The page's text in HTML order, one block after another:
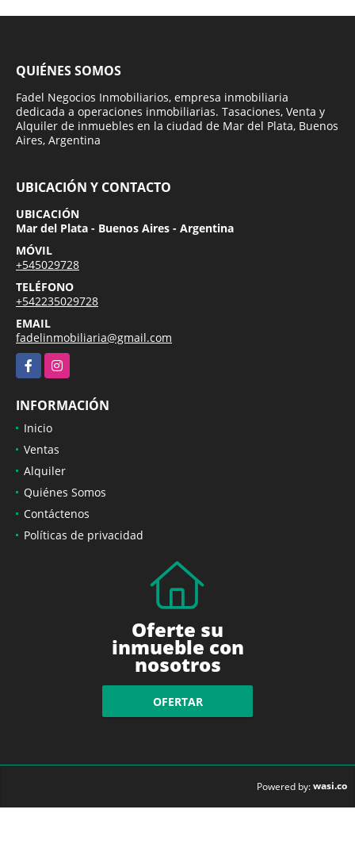
QUIÉNES SOMOS
Fadel Negocios Inmobiliarios, empresa inmobiliaria
dedicada a operaciones inmobiliarias. Tasaciones, Venta y
Alquiler de inmuebles en la ciudad de Mar del Plata, Buenos
Aires, Argentina
UBICACIÓN Y CONTACTO
UBICACIÓN
Mar del Plata - Buenos Aires - Argentina
MÓVIL
+545029728
TELÉFONO
+542235029728
EMAIL
fadelinmobiliaria@gmail.com
FacebookInstagram
INFORMACIÓN
Inicio
Ventas
Alquiler
Quiénes Somos
Contáctenos
Oferte su
inmueble con
nosotros
OFERTAR
Powered by:wasi.co